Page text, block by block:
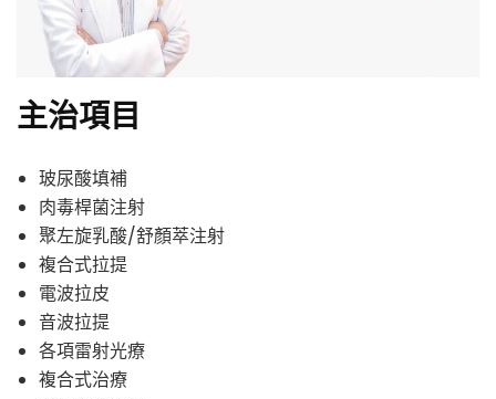
主治項目
玻尿酸填補
肉毒桿菌注射
聚左旋乳酸/舒顏萃注射
複合式拉提
電波拉皮
音波拉提
各項雷射光療
複合式治療